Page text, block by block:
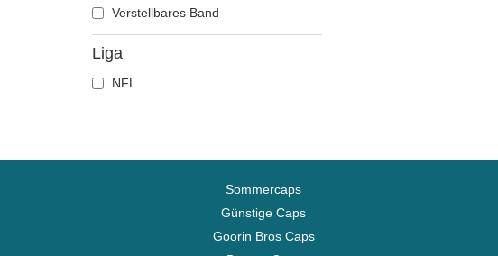
Atlanta Falcons
Boston Bruins
Boston Celtics
Boston Red Sox
Chelsea Football Club
Chicago Blackhawks
Verstellbares Band
Liga
NFL
Sommercaps
Günstige Caps
Goorin Bros Caps